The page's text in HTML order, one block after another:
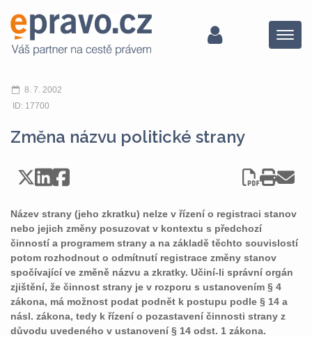
Menu
8. 7. 2002
ID: 17700
Změna názvu politické strany
Název strany (jeho zkratku) nelze v řízení o registraci stanov
nebo jejich změny posuzovat v kontextu s předchozí
činností a programem strany a na základě těchto souvislostí
potom rozhodnout o odmítnutí registrace změny stanov
spočívající ve změně názvu a zkratky. Učiní-li správní orgán
zjištění, že činnost strany je v rozporu s ustanovením § 4
zákona, má možnost podat podnět k postupu podle § 14 a
násl. zákona, tedy k řízení o pozastavení činnosti strany z
důvodu uvedeného v ustanovení § 14 odst. 1 zákona.